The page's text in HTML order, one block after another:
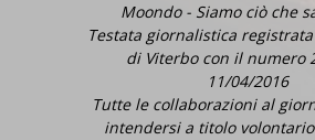
Moondo - Siamo ciò che
Testata giornalistica
di Viterbo con il numero
11/04/2016
Tutte le collaborazioni al
intendersi a titolo